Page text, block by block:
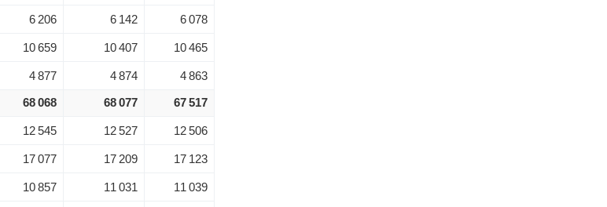
6 206 6 142 6 078
10 659 10 407 10 465
4 877 4 874 4 863
68 068 68 077 67 517
12 545 12 527 12 506
17 077 17 209 17 123
10 857 11 031 11 039